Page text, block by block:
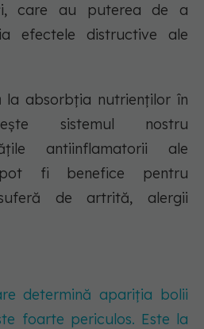
care au puterea de a
efectele distructive ale
la absorbția nutrienților în
sistemul nostru
antiinflamatorii ale
fi benefice pentru
de artrită, alergii
determină apariția bolii
foarte periculos. Este la